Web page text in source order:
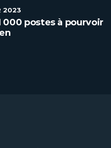
2023
000 postes à pourvoir